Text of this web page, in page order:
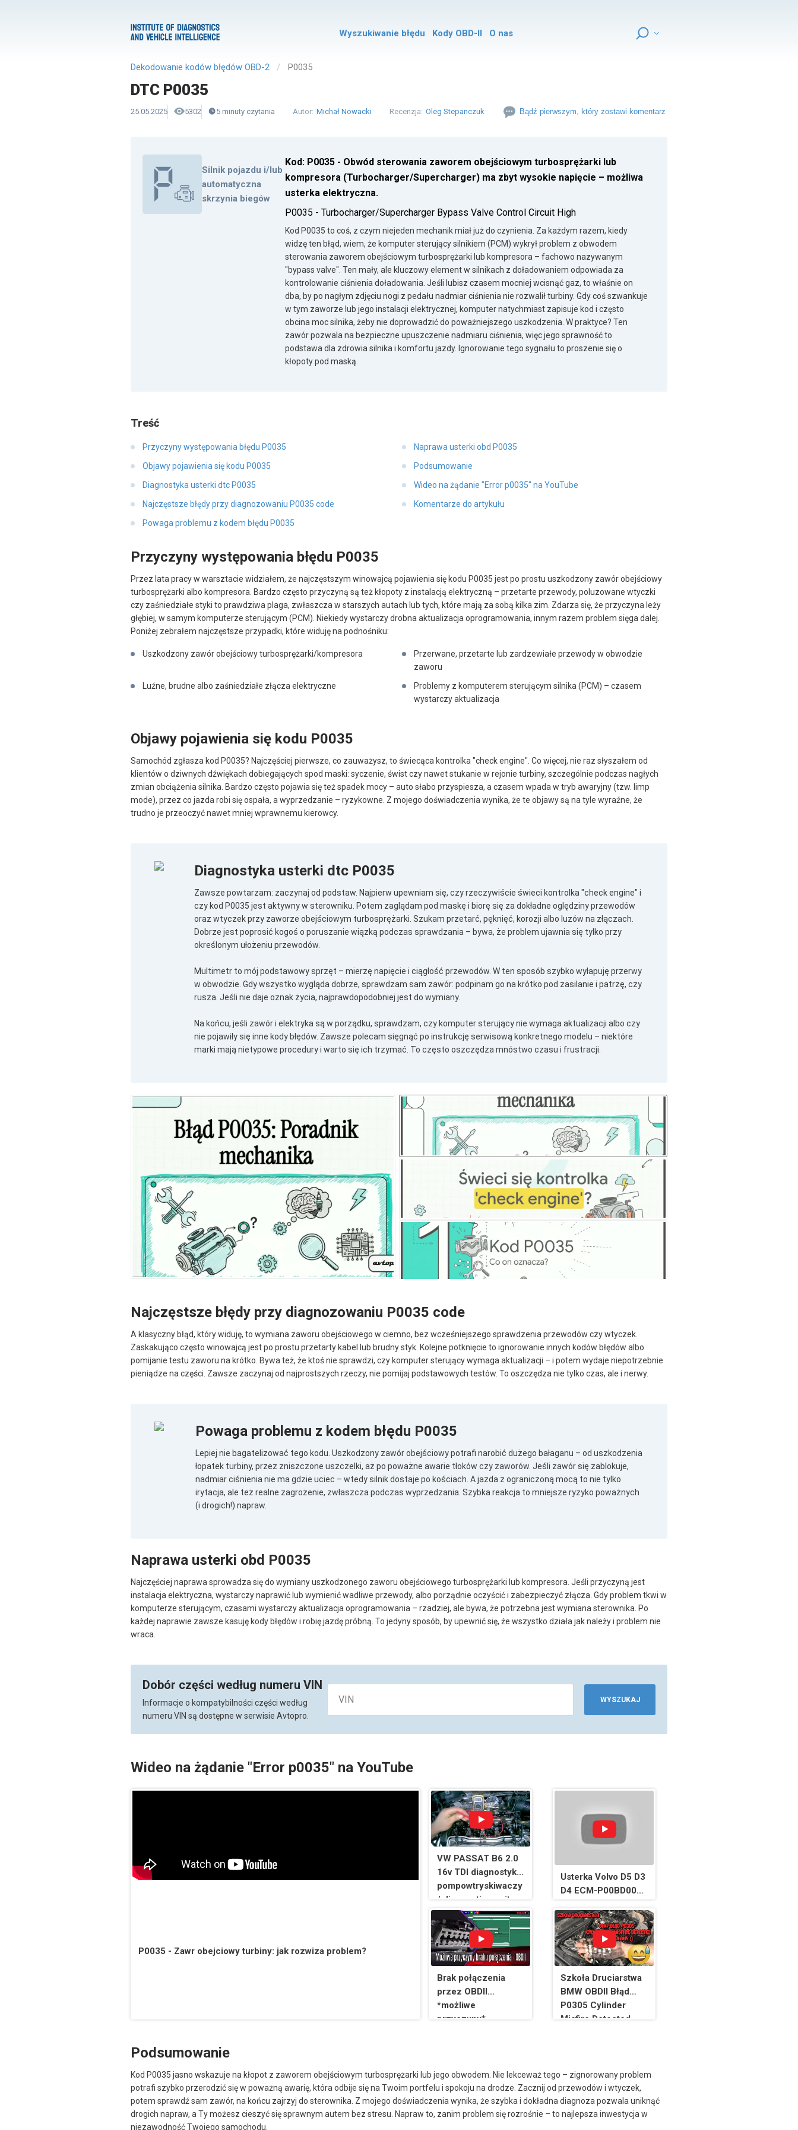
Wyszukiwanie błędu Kody OBD-II O nas
Dekodowanie kodów błędów OBD-2 P0035
DTC P0035
25.05.2025 5302 5 minuty czytania Autor: Michał Nowacki Recenzja: Oleg Stepanczuk Bądź pierwszym, który zostawi komentarz
Silnik pojazdu i/lub
automatyczna
skrzynia biegów
Kod: P0035 - Obwód sterowania zaworem obejściowym turbosprężarki lub
kompresora (Turbocharger/Supercharger) ma zbyt wysokie napięcie – możliwa
usterka elektryczna.
P0035 - Turbocharger/Supercharger Bypass Valve Control Circuit High
Kod P0035 to coś, z czym niejeden mechanik miał już do czynienia. Za każdym razem, kiedy
widzę ten błąd, wiem, że komputer sterujący silnikiem (PCM) wykrył problem z obwodem
sterowania zaworem obejściowym turbosprężarki lub kompresora – fachowo nazywanym
"bypass valve". Ten mały, ale kluczowy element w silnikach z doładowaniem odpowiada za
kontrolowanie ciśnienia doładowania. Jeśli lubisz czasem mocniej wcisnąć gaz, to właśnie on
dba, by po nagłym zdjęciu nogi z pedału nadmiar ciśnienia nie rozwalił turbiny. Gdy coś szwankuje
w tym zaworze lub jego instalacji elektrycznej, komputer natychmiast zapisuje kod i często
obcina moc silnika, żeby nie doprowadzić do poważniejszego uszkodzenia. W praktyce? Ten
zawór pozwala na bezpieczne upuszczenie nadmiaru ciśnienia, więc jego sprawność to
podstawa dla zdrowia silnika i komfortu jazdy. Ignorowanie tego sygnału to proszenie się o
kłopoty pod maską.
Treść
Przyczyny występowania błędu P0035
Objawy pojawienia się kodu P0035
Diagnostyka usterki dtc P0035
Najczęstsze błędy przy diagnozowaniu P0035 code
Powaga problemu z kodem błędu P0035
Naprawa usterki obd P0035
Podsumowanie
Wideo na żądanie "Error p0035" na YouTube
Komentarze do artykułu
Przyczyny występowania błędu P0035
Przez lata pracy w warsztacie widziałem, że najczęstszym winowajcą pojawienia się kodu P0035 jest po prostu uszkodzony zawór obejściowy
turbosprężarki albo kompresora. Bardzo często przyczyną są też kłopoty z instalacją elektryczną – przetarte przewody, poluzowane wtyczki
czy zaśniedziałe styki to prawdziwa plaga, zwłaszcza w starszych autach lub tych, które mają za sobą kilka zim. Zdarza się, że przyczyna leży
głębiej, w samym komputerze sterującym (PCM). Niekiedy wystarczy drobna aktualizacja oprogramowania, innym razem problem sięga dalej.
Poniżej zebrałem najczęstsze przypadki, które widuję na podnośniku:
Uszkodzony zawór obejściowy turbosprężarki/kompresora
Przerwane, przetarte lub zardzewiałe przewody w obwodzie
zaworu
Luźne, brudne albo zaśniedziałe złącza elektryczne
Problemy z komputerem sterującym silnika (PCM) – czasem
wystarczy aktualizacja
Objawy pojawienia się kodu P0035
Samochód zgłasza kod P0035? Najczęściej pierwsze, co zauważysz, to świecąca kontrolka "check engine". Co więcej, nie raz słyszałem od
klientów o dziwnych dźwiękach dobiegających spod maski: syczenie, świst czy nawet stukanie w rejonie turbiny, szczególnie podczas nagłych
zmian obciążenia silnika. Bardzo często pojawia się też spadek mocy – auto słabo przyspiesza, a czasem wpada w tryb awaryjny (tzw. limp
mode), przez co jazda robi się ospała, a wyprzedzanie – ryzykowne. Z mojego doświadczenia wynika, że te objawy są na tyle wyraźne, że
trudno je przeoczyć nawet mniej wprawnemu kierowcy.
Diagnostyka usterki dtc P0035
Zawsze powtarzam: zaczynaj od podstaw. Najpierw upewniam się, czy rzeczywiście świeci kontrolka "check engine" i
czy kod P0035 jest aktywny w sterowniku. Potem zaglądam pod maskę i biorę się za dokładne oględziny przewodów
oraz wtyczek przy zaworze obejściowym turbosprężarki. Szukam przetarć, pęknięć, korozji albo luzów na złączach.
Dobrze jest poprosić kogoś o poruszanie wiązką podczas sprawdzania – bywa, że problem ujawnia się tylko przy
określonym ułożeniu przewodów.
Multimetr to mój podstawowy sprzęt – mierzę napięcie i ciągłość przewodów. W ten sposób szybko wyłapuję przerwy
w obwodzie. Gdy wszystko wygląda dobrze, sprawdzam sam zawór: podpinam go na krótko pod zasilanie i patrzę, czy
rusza. Jeśli nie daje oznak życia, najprawdopodobniej jest do wymiany.
Na końcu, jeśli zawór i elektryka są w porządku, sprawdzam, czy komputer sterujący nie wymaga aktualizacji albo czy
nie pojawiły się inne kody błędów. Zawsze polecam sięgnąć po instrukcję serwisową konkretnego modelu – niektóre
marki mają nietypowe procedury i warto się ich trzymać. To często oszczędza mnóstwo czasu i frustracji.
Najczęstsze błędy przy diagnozowaniu P0035 code
A klasyczny błąd, który widuję, to wymiana zaworu obejściowego w ciemno, bez wcześniejszego sprawdzenia przewodów czy wtyczek.
Zaskakująco często winowajcą jest po prostu przetarty kabel lub brudny styk. Kolejne potknięcie to ignorowanie innych kodów błędów albo
pomijanie testu zaworu na krótko. Bywa też, że ktoś nie sprawdzi, czy komputer sterujący wymaga aktualizacji – i potem wydaje niepotrzebnie
pieniądze na części. Zawsze zaczynaj od najprostszych rzeczy, nie pomijaj podstawowych testów. To oszczędza nie tylko czas, ale i nerwy.
Powaga problemu z kodem błędu P0035
Lepiej nie bagatelizować tego kodu. Uszkodzony zawór obejściowy potrafi narobić dużego bałaganu – od uszkodzenia
łopatek turbiny, przez zniszczone uszczelki, aż po poważne awarie tłoków czy zaworów. Jeśli zawór się zablokuje,
nadmiar ciśnienia nie ma gdzie uciec – wtedy silnik dostaje po kościach. A jazda z ograniczoną mocą to nie tylko
irytacja, ale też realne zagrożenie, zwłaszcza podczas wyprzedzania. Szybka reakcja to mniejsze ryzyko poważnych
(i drogich!) napraw.
Naprawa usterki obd P0035
Najczęściej naprawa sprowadza się do wymiany uszkodzonego zaworu obejściowego turbosprężarki lub kompresora. Jeśli przyczyną jest
instalacja elektryczna, wystarczy naprawić lub wymienić wadliwe przewody, albo porządnie oczyścić i zabezpieczyć złącza. Gdy problem tkwi w
komputerze sterującym, czasami wystarczy aktualizacja oprogramowania – rzadziej, ale bywa, że potrzebna jest wymiana sterownika. Po
każdej naprawie zawsze kasuję kody błędów i robię jazdę próbną. To jedyny sposób, by upewnić się, że wszystko działa jak należy i problem nie
wraca.
Dobór części według numeru VIN
Informacje o kompatybilności części według
numeru VIN są dostępne w serwisie Avtopro.
WYSZUKAJ
Wideo na żądanie "Error p0035" na YouTube
P0035 - Zawr obejciowy turbiny: jak rozwiza problem?
VW PASSAT B6 2.0
16v TDI diagnostyka
pompowtryskiwaczy
/ diagnostics unit
injector
Usterka Volvo D5 D3
D4 ECM-P00BD00
przepływomierza.
Brak połączenia
przez OBDII
*możliwe
przyczyny* -
Szkoła Druciarstwa
BMW OBDII Błąd
P0305 Cylinder
Misfire Detected
Podsumowanie
Kod P0035 jasno wskazuje na kłopot z zaworem obejściowym turbosprężarki lub jego obwodem. Nie lekceważ tego – zignorowany problem
potrafi szybko przerodzić się w poważną awarię, która odbije się na Twoim portfelu i spokoju na drodze. Zacznij od przewodów i wtyczek,
potem sprawdź sam zawór, na końcu zajrzyj do sterownika. Z mojego doświadczenia wynika, że szybka i dokładna diagnoza pozwala uniknąć
drogich napraw, a Ty możesz cieszyć się sprawnym autem bez stresu. Napraw to, zanim problem się rozrośnie – to najlepsza inwestycja w
niezawodność Twojego samochodu.